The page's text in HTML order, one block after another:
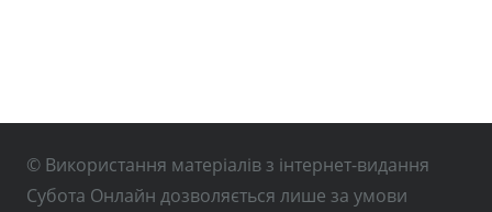
© Використання матеріалів з інтернет-видання
Субота Онлайн дозволяється лише за умови